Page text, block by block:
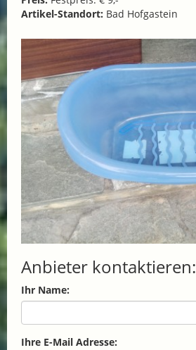
Artikel-Standort: Bad Hofgastein
Anbieter kontaktieren:
Ihr Name:
Ihre E-Mail Adresse: